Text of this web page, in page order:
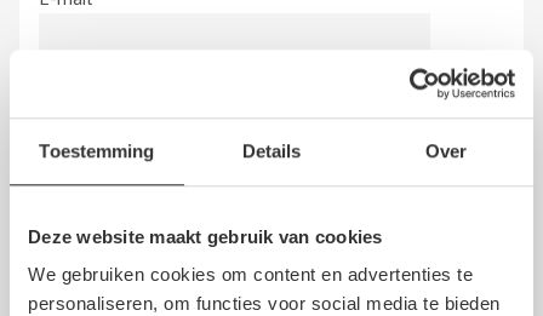
Toestemming Details Over
Deze website maakt gebruik van cookies
We gebruiken cookies om content en advertenties te
personaliseren, om functies voor social media te bieden
Beoordeling*
Hierbij bevestig ik dat de review is gebaseerd op mijn
eigen ervaring en ik heb geen vergoeding en/of andere
giften, direct dan wel indirect, ontvangen van een